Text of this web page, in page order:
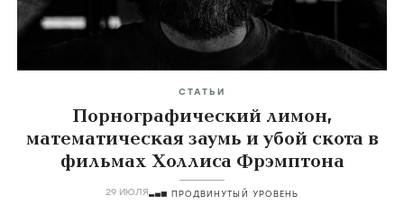
СТАТЬИ
Порнографический лимон,
математическая заумь и убой скота в
фильмах Холлиса Фрэмптона
29 ИЮЛЯ ПРОДВИНУТЫЙ УРОВЕНЬ